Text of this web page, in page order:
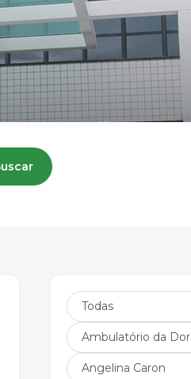
Todas
Ambulatório da Dor
Angelina Caron